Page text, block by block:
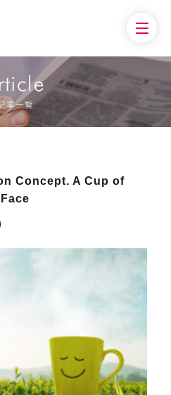
Concept. A Cup of